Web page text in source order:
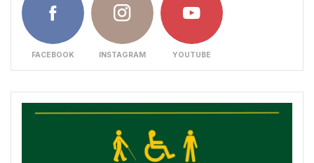
FACEBOOK INSTAGRAM YOUTUBE